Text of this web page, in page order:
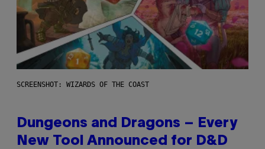
SCREENSHOT: WIZARDS OF THE COAST
Dungeons and Dragons – Every
New Tool Announced for D&D